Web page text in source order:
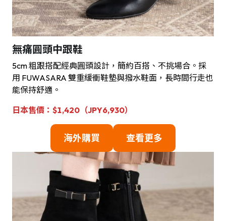
無痛圓頭中跟鞋
5cm 粗跟搭配經典圓頭設計，簡約百搭、不挑場合。採
用 FUWASARA 雙重緩衝鞋墊與撥水鞋面，長時間行走也
能保持舒適。
日本售價：$1,420（JPY6,930）
海外購買 查看更多